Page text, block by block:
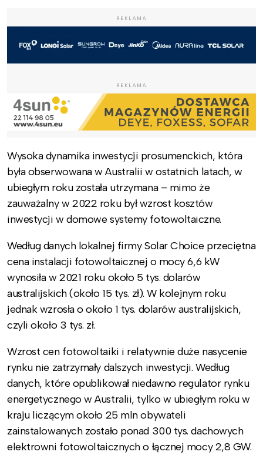
REKLAMA
REKLAMA
Wysoka dynamika inwestycji prosumenckich, która
była obserwowana w Australii w ostatnich latach, w
ubiegłym roku została utrzymana – mimo że
zauważalny w 2022 roku był wzrost kosztów
inwestycji w domowe systemy fotowoltaiczne.
Według danych lokalnej firmy Solar Choice przeciętna
cena instalacji fotowoltaicznej o mocy 6,6 kW
wynosiła w 2021 roku około 5 tys. dolarów
australijskich (około 15 tys. zł). W kolejnym roku
jednak wzrosła o około 1 tys. dolarów australijskich,
czyli około 3 tys. zł.
Wzrost cen fotowoltaiki i relatywnie duże nasycenie
rynku nie zatrzymały dalszych inwestycji. Według
danych, które opublikował niedawno regulator rynku
energetycznego w Australii, tylko w ubiegłym roku w
kraju liczącym około 25 mln obywateli
zainstalowanych zostało ponad 300 tys. dachowych
elektrowni fotowoltaicznych o łącznej mocy 2,8 GW.